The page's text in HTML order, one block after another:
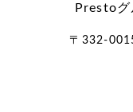
Presto
〒332-